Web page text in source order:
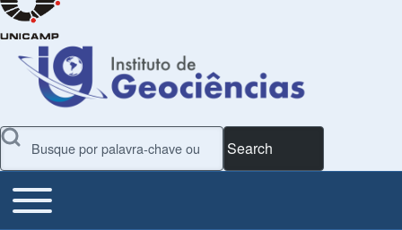
Search
Main Menu
Toggle main menu